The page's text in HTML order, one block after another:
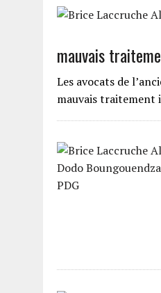
mauvais
Les avocats de
mauvais traitement